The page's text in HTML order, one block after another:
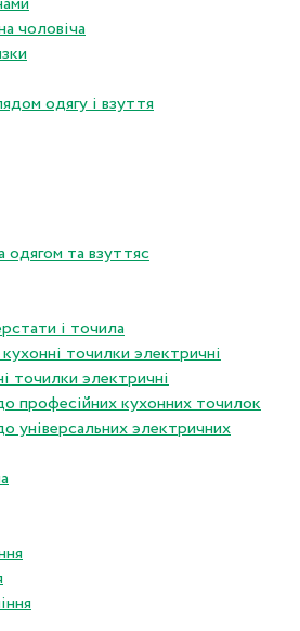
чоловіча
одягу і взуття
та взуттяс
і точила
точилки электричнi
точилки электричнi
професiйних кухонних точилок
унiверсальних электричних